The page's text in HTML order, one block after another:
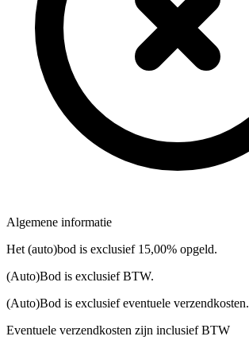
Algemene informatie
Het (auto)bod is exclusief 15,00% opgeld.
(Auto)Bod is exclusief BTW.
(Auto)Bod is exclusief eventuele verzendkosten.
Eventuele verzendkosten zijn inclusief BTW